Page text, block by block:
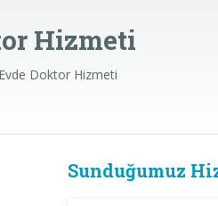
Hizmeti
Doktor Hizmeti
Sunduğumuz